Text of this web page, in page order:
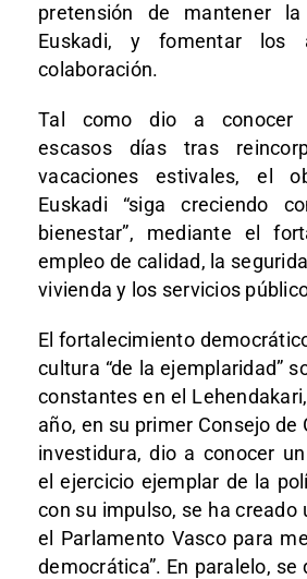
pretensión de mantener
Euskadi, y fomentar los
colaboración.
Tal como dio a conocer
escasos días tras
vacaciones estivales, el
Euskadi “siga creciendo
bienestar”, mediante el
empleo de calidad, la
vivienda y los servicios
El fortalecimiento
cultura “de la ejemplaridad”
constantes en el
año, en su primer Consejo de
investidura, dio a conocer
el ejercicio ejemplar de la
con su impulso, se ha creado
el Parlamento Vasco para
democrática”. En paralelo, se